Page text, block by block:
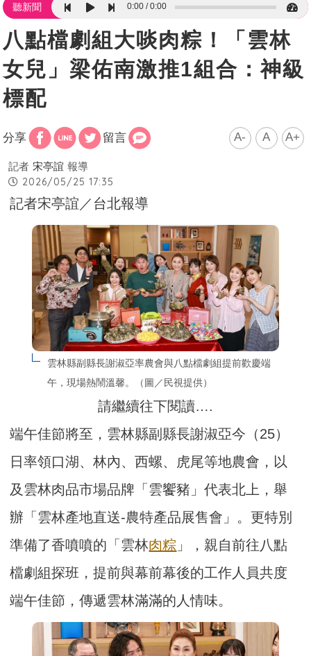
聽新聞 0:00 0:00
八點檔劇組大啖肉粽！「雲林
女兒」梁佑南激推1組合：神級
標配
分享 留言 A- A A+
記者 宋亭誼 報導
2026/05/25 17:35
記者宋亭誼／台北報導
雲林縣副縣長謝淑亞率農會與八點檔劇組提前歡慶端
午，現場熱鬧溫馨。（圖／民視提供）
請繼續往下閱讀….
端午佳節將至，雲林縣副縣長謝淑亞今（25）
日率領口湖、林內、西螺、虎尾等地農會，以
及雲林肉品市場品牌「雲饗豬」代表北上，舉
辦「雲林產地直送-農特產品展售會」。更特別
準備了香噴噴的「雲林肉粽 」，親自前往八點
檔劇組探班，提前與幕前幕後的工作人員共度
端午佳節，傳遞雲林滿滿的人情味。